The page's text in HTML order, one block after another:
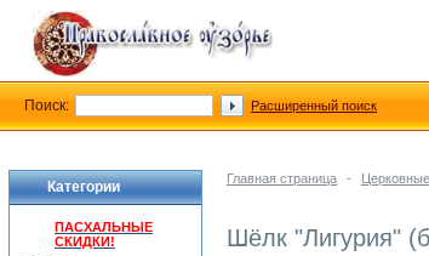
Главная страница -
Шёлк "Лигурия"
Категории
ПАСХАЛЬНЫЕ
СКИДКИ!
Поиск: Расширенный поиск